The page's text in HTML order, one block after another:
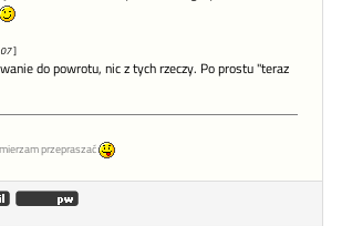
]
do powrotu, nic z tych rzeczy. Po prostu "teraz
przepraszać